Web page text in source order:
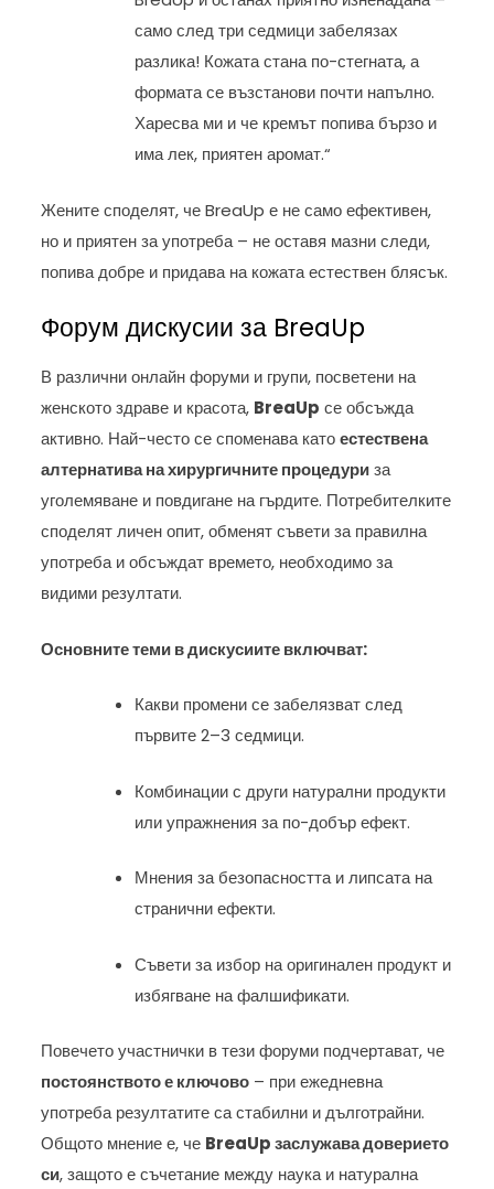
само след три седмици забелязах
разлика! Кожата стана по-стегната, а
формата се възстанови почти напълно.
Харесва ми и че кремът попива бързо и
има лек, приятен аромат.“
Жените споделят, че BreaUp е не само ефективен,
но и приятен за употреба – не оставя мазни следи,
попива добре и придава на кожата естествен блясък.
Форум дискусии за BreaUp
В различни онлайн форуми и групи, посветени на
женското здраве и красота, BreaUp се обсъжда
активно. Най-често се споменава катоестествена
алтернатива на хирургичните процедуриза
уголемяване и повдигане на гърдите. Потребителките
споделят личен опит, обменят съвети за правилна
употреба и обсъждат времето, необходимо за
видими резултати.
Основните теми в дискусиите включват:
Какви промени се забелязват след
първите 2–3 седмици.
Комбинации с други натурални продукти
или упражнения за по-добър ефект.
Мнения за безопасността и липсата на
странични ефекти.
Съвети за избор на оригинален продукт и
избягване на фалшификати.
Повечето участнички в тези форуми подчертават, че
постоянството е ключово – при ежедневна
употреба резултатите са стабилни и дълготрайни.
Общото мнение е, че BreaUp заслужава доверието
си, защото е съчетание между наука и натурална